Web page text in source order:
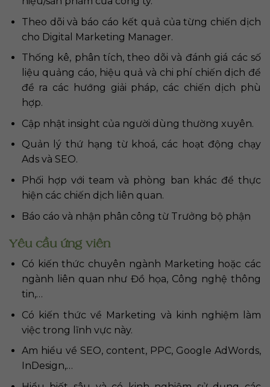
Theo dõi và báo cáo kết quả của từng chiến dịch
cho Digital Marketing Manager.
Thống kê, phân tích, theo dõi và đánh giá các số
liệu quảng cáo, hiệu quả và chi phí chiến dịch để
đề ra các hướng giải pháp, các chiến dịch phù
hợp.
Cập nhật insight của người dùng thường xuyên.
Quản lý thứ hạng từ khoá, các hoạt động chạy
Ads và SEO.
Phối hợp với team và phòng ban khác để thực
hiện các chiến dịch liên quan.
Báo cáo và nhận phân công từ Trưởng bộ phận
Yêu cầu ứng viên
Có kiến thức chuyên ngành Marketing hoặc các
ngành liên quan như Đồ họa, Công nghệ thông
tin,…
Có kiến thức về Marketing và kinh nghiệm làm
việc trong lĩnh vực này.
Am hiểu về SEO, content, PPC, Google AdWords,
InDesign,…